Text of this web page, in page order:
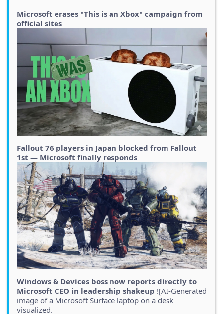
Microsoft erases "This is an Xbox" campaign from
official sites
Fallout 76 players in Japan blocked from Fallout
1st — Microsoft finally responds
Windows & Devices boss now reports directly to
Microsoft CEO in leadership shakeup ![AI-Generated
image of a Microsoft Surface laptop on a desk
visualized.